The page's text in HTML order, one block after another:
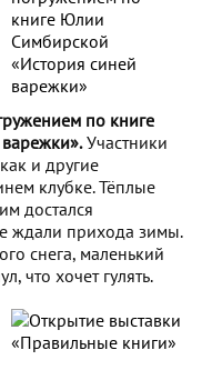
по книге
Участники
и другие
клубке. Тёплые
достался
ждали прихода зимы.
снега, маленький
что хочет гулять.